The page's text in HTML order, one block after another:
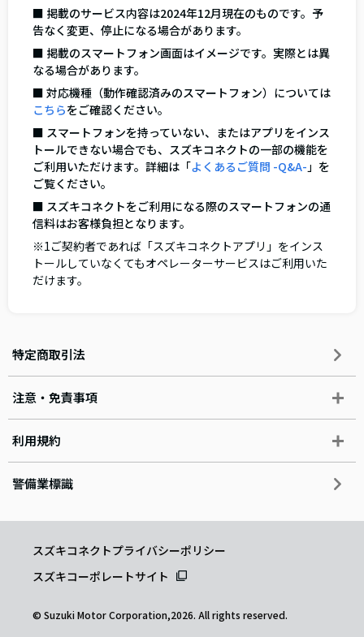
■ 掲載のサービス内容は2024年12月現在のものです。予
告なく変更、停止になる場合があります。
■ 掲載のスマートフォン画面はイメージです。実際とは異
なる場合があります。
■ 対応機種（動作確認済みのスマートフォン）については
こちらをご確認ください。
■ スマートフォンを持っていない、またはアプリをインス
トールできない場合でも、スズキコネクトの一部の機能を
ご利用いただけます。詳細は「よくあるご質問 -Q&A-」を
ご覧ください。
■ スズキコネクトをご利用になる際のスマートフォンの通
信料はお客様負担となります。
※1ご契約者であれば「スズキコネクトアプリ」をインス
トールしていなくてもオペレーターサービスはご利用いた
だけます。
特定商取引法
注意・免責事項
利用規約
警備業標識
スズキコネクトプライバシーポリシー
スズキコーポレートサイト
© Suzuki Motor Corporation,2026. All rights reserved.